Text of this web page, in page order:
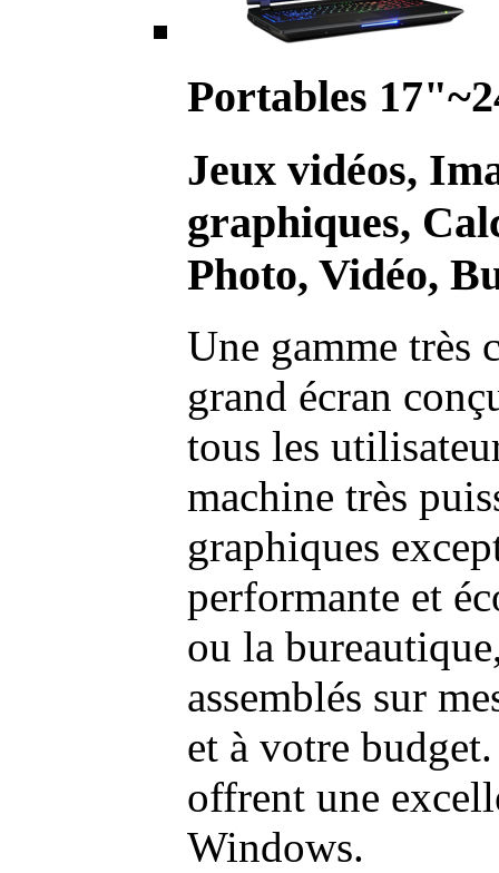
Portables
Jeux vidéos,
graphiques,
Photo, Vidéo,
Une gamme très
grand écran
tous les
machine très
graphiques
performante et
ou la
assemblés sur
et à votre
offrent une
Windows.